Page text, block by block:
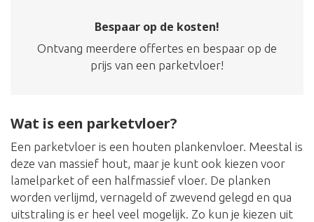
Bespaar op de kosten!
Ontvang meerdere offertes en bespaar op de
prijs van een parketvloer!
Wat is een parketvloer?
Een parketvloer is een houten plankenvloer. Meestal is
deze van massief hout, maar je kunt ook kiezen voor
lamelparket of een halfmassief vloer. De planken
worden verlijmd, vernageld of zwevend gelegd en qua
uitstraling is er heel veel mogelijk. Zo kun je kiezen uit